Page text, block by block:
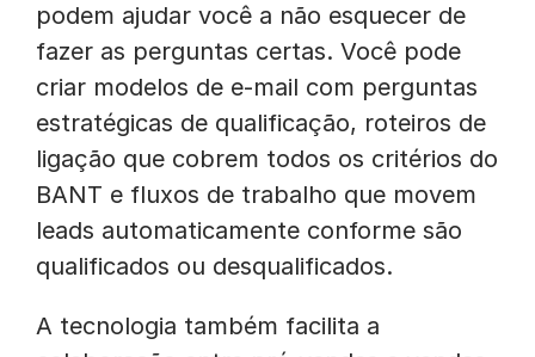
podem ajudar você a não esquecer de
fazer as perguntas certas. Você pode
criar modelos de e-mail com perguntas
estratégicas de qualificação, roteiros de
ligação que cobrem todos os critérios do
BANT e fluxos de trabalho que movem
leads automaticamente conforme são
qualificados ou desqualificados.
A tecnologia também facilita a